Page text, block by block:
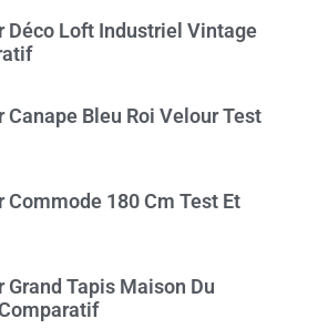
Déco Loft Industriel Vintage
Bleu Roi Velour Test
Commode 180 Cm Test Et
Tapis Maison Du